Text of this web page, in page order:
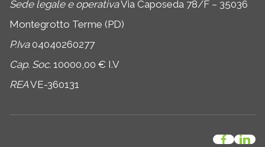
Sede legale e operativaVia Caposeda 78/F – 35036
Montegrotto Terme (PD)
P.Iva04040260277
Cap. Soc. 10000,00 € I.V
REAVE-360131